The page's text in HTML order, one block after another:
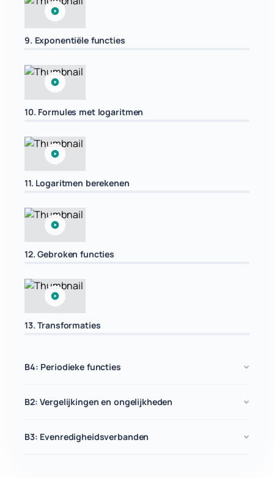
9. Exponentiële functies
10. Formules met logaritmen
11. Logaritmen berekenen
12. Gebroken functies
13. Transformaties
B4: Periodieke functies
B2: Vergelijkingen en ongelijkheden
B3: Evenredigheidsverbanden